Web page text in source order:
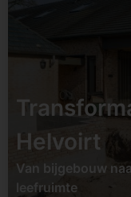
Bekijk project
Helvoirt
Van bijgebouw
leefruimte